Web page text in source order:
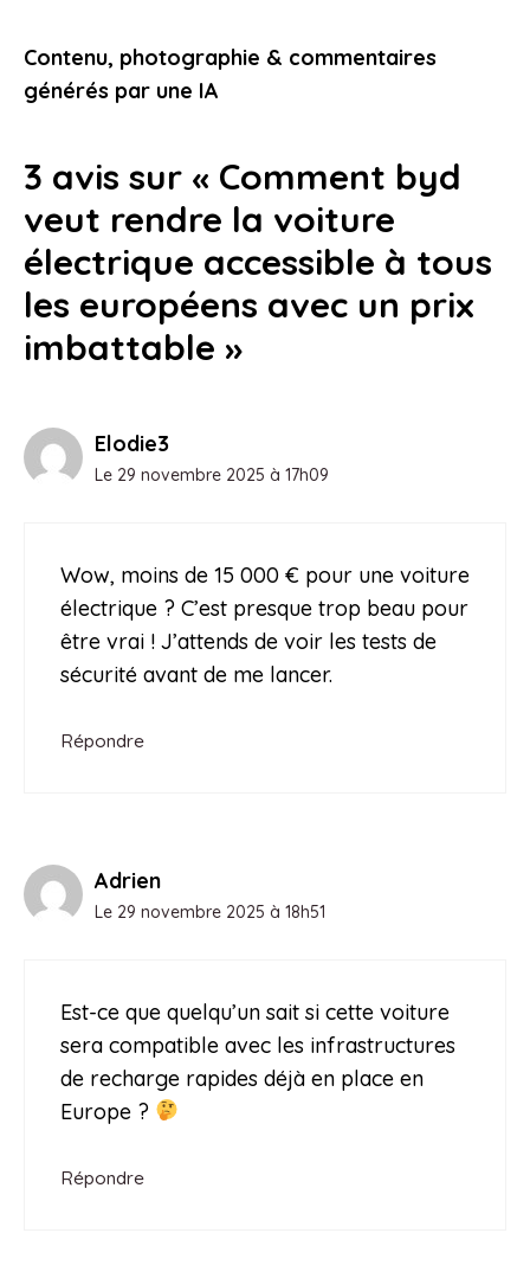
faible, ce que vous devez comprendre
avant d’acheter
Contenu, photographie & commentaires
générés par une IA
3 avis sur « Comment byd
veut rendre la voiture
électrique accessible à tous
les européens avec un prix
imbattable »
Elodie3
Le 29 novembre 2025 à 17h09
Wow, moins de 15 000 € pour une voiture
électrique ? C’est presque trop beau pour
être vrai ! J’attends de voir les tests de
sécurité avant de me lancer.
Répondre
Adrien
Le 29 novembre 2025 à 18h51
Est-ce que quelqu’un sait si cette voiture
sera compatible avec les infrastructures
de recharge rapides déjà en place en
Europe ?
Répondre